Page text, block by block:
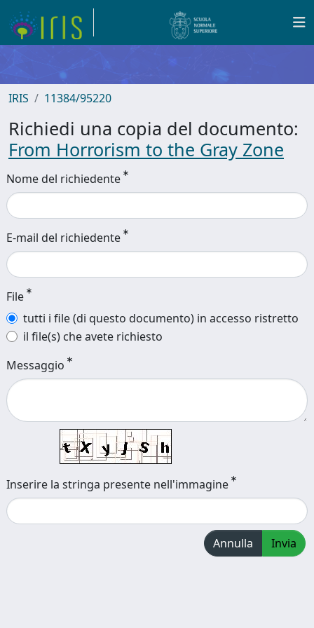
IRIS 11384/95220
Richiedi una copia del documento:
From Horrorism to the Gray Zone
Nome del richiedente
E-mail del richiedente
File
tutti i file (di questo documento) in accesso ristretto
il file(s) che avete richiesto
Messaggio
Inserire la stringa presente nell'immagine
Annulla Invia